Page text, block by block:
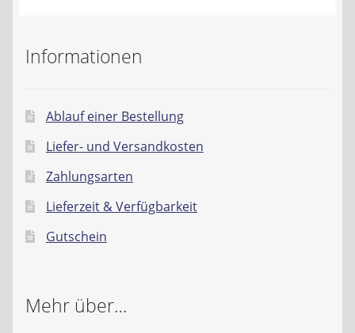
AGB
Datenschutzerklärung
Impressum
Informationen
Ablauf einer Bestellung
Liefer- und Versandkosten
Zahlungsarten
Lieferzeit & Verfügbarkeit
Gutschein
Mehr über…